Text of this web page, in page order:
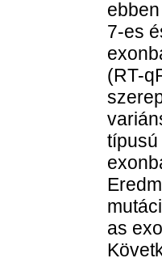
7-es
(RT-
típusú
as